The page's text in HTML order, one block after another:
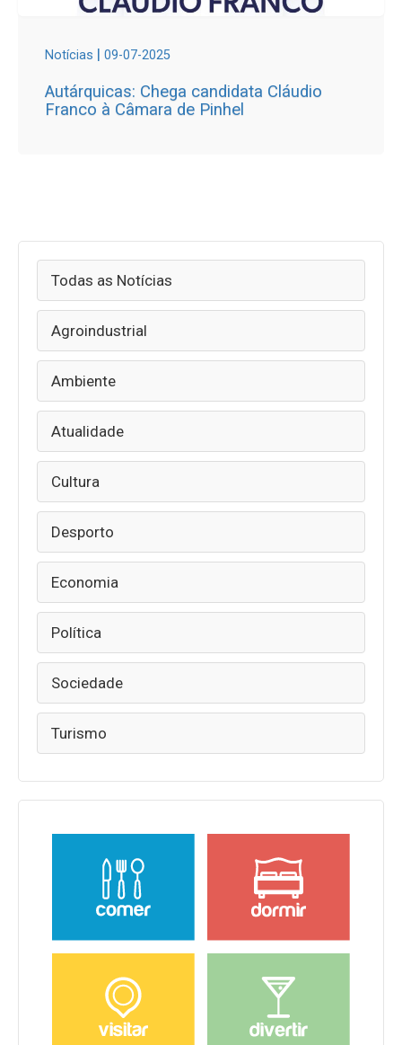
Notícias | 09-07-2025
Autárquicas: Chega candidata Cláudio
Franco à Câmara de Pinhel
Todas as Notícias
Agroindustrial
Ambiente
Atualidade
Cultura
Desporto
Economia
Política
Sociedade
Turismo